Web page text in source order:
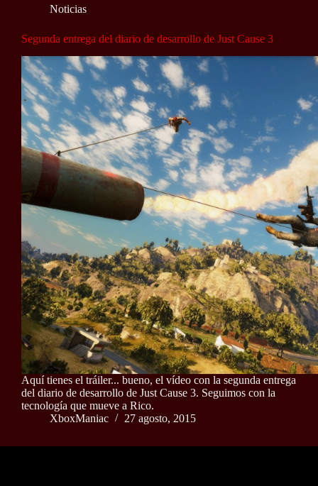
Noticias
Segunda entrega del diario de desarrollo de Just Cause 3
Aquí tienes el tráiler... bueno, el vídeo con la segunda entrega
del diario de desarrollo de Just Cause 3. Seguimos con la
tecnología que mueve a Rico.
XboxManiac
27 agosto, 2015